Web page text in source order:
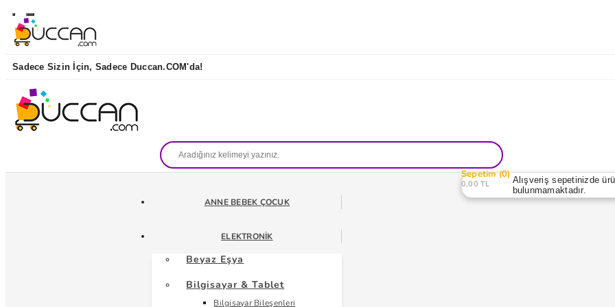
Sadece Sizin İçin, Sadece Duccan.COM'da!
Sepetim 0
0,00 TL
Alışveriş sepetinizde
bulunmamaktadır.
ANNE BEBEK ÇOCUK
ELEKTRONIK
Beyaz Eşya
Bilgisayar & Tablet
Bilgisayar Bileşenleri